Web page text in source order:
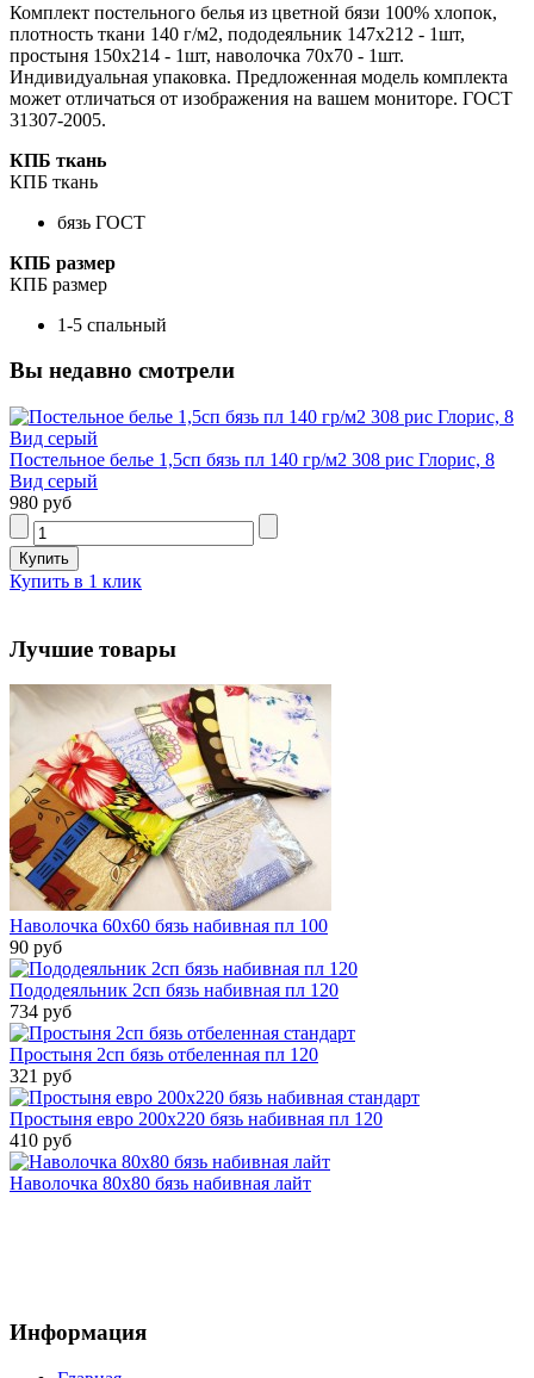
Комплект постельного белья из цветной бязи 100% хлопок,
плотность ткани 140 г/м2, пододеяльник 147х212 - 1шт,
простыня 150х214 - 1шт, наволочка 70х70 - 1шт.
Индивидуальная упаковка. Предложенная модель комплекта
может отличаться от изображения на вашем мониторе. ГОСТ
31307-2005.
КПБ ткань
КПБ ткань
бязь ГОСТ
КПБ размер
КПБ размер
1-5 спальный
Вы недавно смотрели
Постельное белье 1,5сп бязь пл 140 гр/м2 308 рис Глорис, 8
Вид серый
980 руб
Купить в 1 клик
Лучшие товары
Наволочка 60х60 бязь набивная пл 100
90 руб
Пододеяльник 2сп бязь набивная пл 120
734 руб
Простыня 2сп бязь отбеленная пл 120
321 руб
Простыня евро 200х220 бязь набивная пл 120
410 руб
Наволочка 80х80 бязь набивная лайт
Информация